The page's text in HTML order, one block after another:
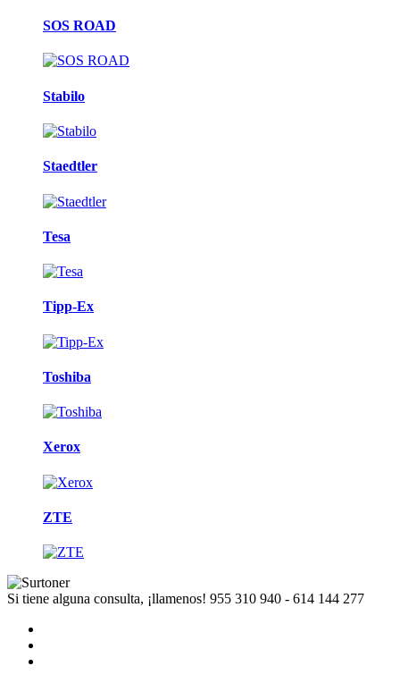
SOS ROAD
Stabilo
Staedtler
Tesa
Tipp-Ex
Toshiba
Xerox
ZTE
Si tiene alguna consulta, ¡llamenos! 955 310 940 - 614 144 277